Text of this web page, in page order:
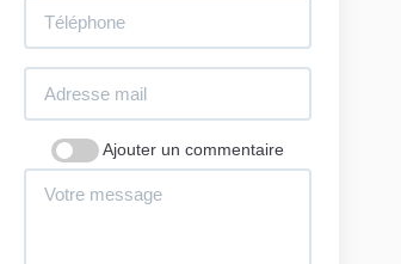
Ajouter un commentaire